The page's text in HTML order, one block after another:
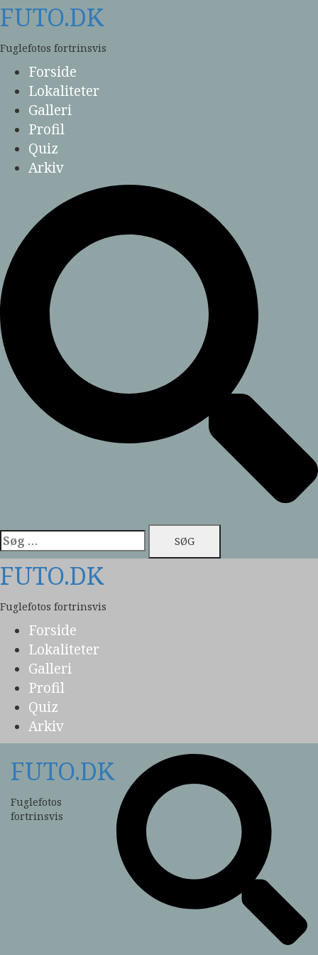
Skip
to
content
FUTO.DK
Fuglefotos fortrinsvis
Forside
Lokaliteter
Galleri
Profil
Quiz
Arkiv
Søg
efter:
FUTO.DK
Fuglefotos fortrinsvis
Forside
Lokaliteter
Galleri
Profil
Quiz
Arkiv
FUTO.DK
Fuglefotos
fortrinsvis